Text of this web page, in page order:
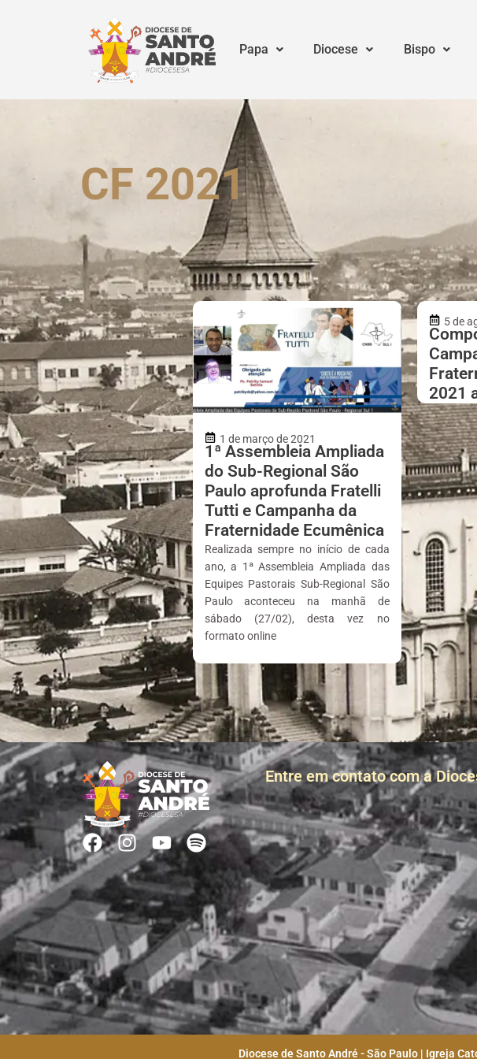
Papa Diocese Bispo
CF 2021
1 de março de 2021
1ª Assembleia Ampliada
do Sub-Regional São
Paulo aprofunda Fratelli
Tutti e Campanha da
Fraternidade Ecumênica
Realizada sempre no início de cada
ano, a 1ª Assembleia Ampliada das
Equipes Pastorais Sub-Regional São
Paulo aconteceu na manhã de
sábado (27/02), desta vez no
formato online
5 de
2021
Entre em contato com a
Diocese de Santo André - São Paulo | Igreja